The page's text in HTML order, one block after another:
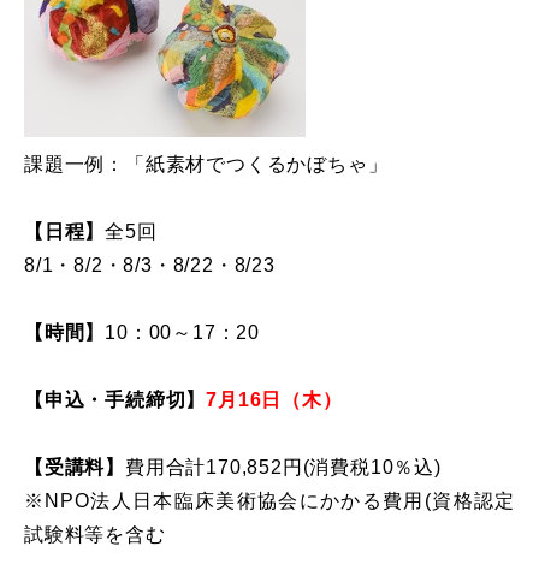
課題一例：「紙素材でつくるかぼちゃ」
【日程】全5回
8/1・8/2・8/3・8/22・8/23
【時間】 10：00～17：20
【申込・手続締切】7月16日（木）
【受講料】 費用合計170,852円(消費税10％込)
※NPO法人日本臨床美術協会にかかる費用(資格認定
試験料等を含む